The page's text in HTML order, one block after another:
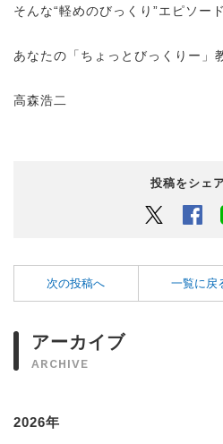
そんな“軽めのびっくり”エピソー
あなたの「ちょっとびっくりー」
高森浩二
投稿をシェ
Twitter
次の投稿へ 一覧に戻
アーカイブ
ARCHIVE
2026年